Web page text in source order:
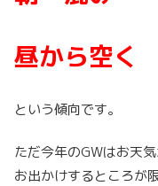
昼から空く
という傾向です。
ただ今年のGWはお天
お出かけするところが